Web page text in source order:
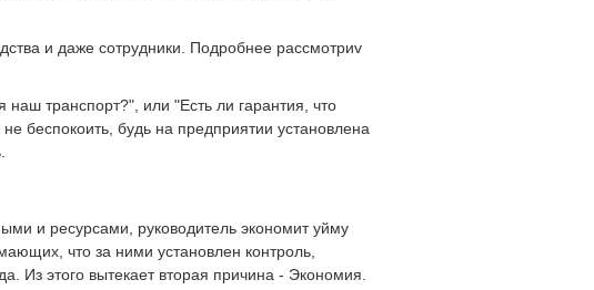
и даже сотрудники. Подробнее рассмотриv
транспорт?", или "Есть ли гарантия, что
беспокоить, будь на предприятии установлена
и ресурсами, руководитель экономит уйму
что за ними установлен контроль,
Из этого вытекает вторая причина - Экономия.